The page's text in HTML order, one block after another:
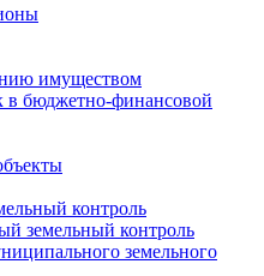
имуществом
в бюджетно-финансовой
контроль
земельный контроль
земельного